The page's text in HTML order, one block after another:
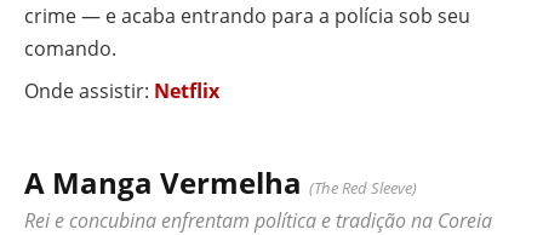
crime — e acaba entrando para a polícia sob seu
comando.
Onde assistir: Netflix
A Manga Vermelha (The Red Sleeve)
Rei e concubina enfrentam política e tradição na Coreia